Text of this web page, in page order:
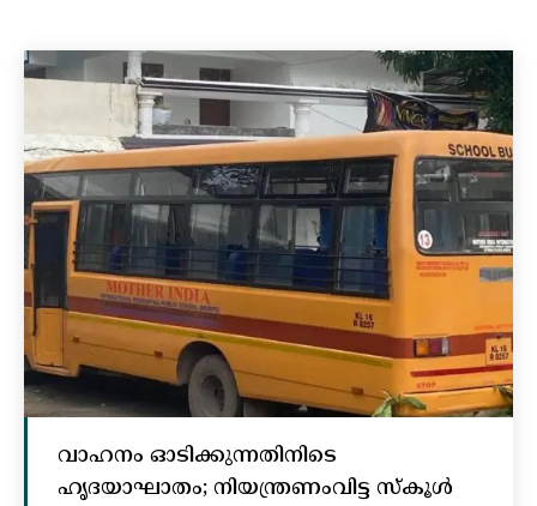
വാഹനം ഓടിക്കുന്നതിനിടെ
ഹൃദയാഘാതം; നിയന്ത്രണംവിട്ട സ്കൂൾ